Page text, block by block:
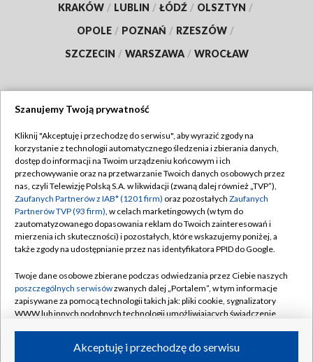
KRAKÓW / LUBLIN / ŁÓDŹ / OLSZTYN /
OPOLE / POZNAŃ / RZESZÓW /
SZCZECIN / WARSZAWA / WROCŁAW
TVP
Abonament TVP
Emisja w TVP
Centrum informacji TVP
Naziemna Telewizja Cyfrowa
Rada Programowa
System NOS
Informacje o nadawcy
Program dla prasy
Regulamin TVP
Polityka prywatności
Moje zgody
Pomoc
Kontakt
Kanały
Szanujemy Twoją prywatność
Kliknij "Akceptuję i przechodzę do serwisu", aby wyrazić zgody na
korzystanie z technologii automatycznego śledzenia i zbierania danych,
dostęp do informacji na Twoim urządzeniu końcowym i ich
przechowywanie oraz na przetwarzanie Twoich danych osobowych przez
nas, czyli Telewizję Polską S.A. w likwidacji (zwaną dalej również „TVP”),
Zaufanych Partnerów z IAB* (1201 firm) oraz pozostałych Zaufanych
Partnerów TVP (93 firm), w celach marketingowych (w tym do
zautomatyzowanego dopasowania reklam do Twoich zainteresowań i
mierzenia ich skuteczności) i pozostałych, które wskazujemy poniżej, a
także zgody na udostępnianie przez nas identyfikatora PPID do Google.
Twoje dane osobowe zbierane podczas odwiedzania przez Ciebie naszych
poszczególnych serwisówzwanych dalej „Portalem”, w tym informacje
zapisywane za pomocą technologii takich jak: pliki cookie, sygnalizatory
WWW lub innych podobnych technologii umożliwiających świadczenie
ruchu w Internecie.Akceptuję i przechodzę do serwisu